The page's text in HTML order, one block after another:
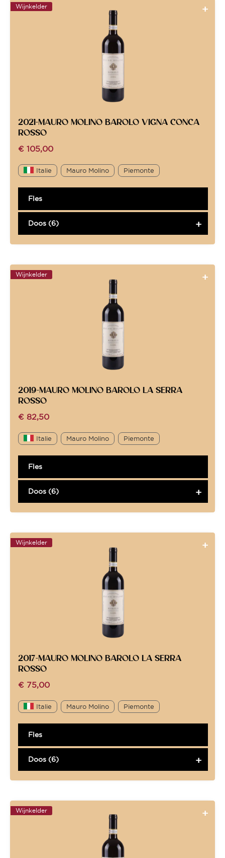
Wijnkelder
2021-MAURO MOLINO BAROLO VIGNA CONCA
ROSSO
€ 105,00
Italie Mauro Molino Piemonte
Fles
Doos (6)
Wijnkelder
2019-MAURO MOLINO BAROLO LA SERRA
ROSSO
€ 82,50
Italie Mauro Molino Piemonte
Fles
Doos (6)
Wijnkelder
2017-MAURO MOLINO BAROLO LA SERRA
ROSSO
€ 75,00
Italie Mauro Molino Piemonte
Fles
Doos (6)
Wijnkelder